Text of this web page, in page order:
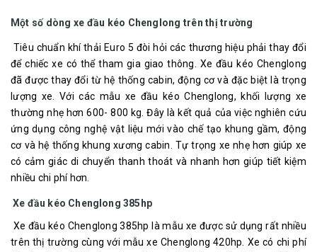
Một số dòng xe đầu kéo Chenglong trên thị trường
Tiêu chuẩn khí thải Euro 5 đòi hỏi các thương hiệu phải thay đổi
để chiếc xe có thể tham gia giao thông. Xe đầu kéo Chenglong
đã được thay đổi từ hệ thống cabin, động cơ và đặc biệt là trọng
lượng xe. Với các mẫu xe đầu kéo Chenglong, khối lượng xe
thường nhẹ hơn 600- 800 kg. Đây là kết quả của việc nghiên cứu
ứng dụng công nghệ vật liệu mới vào chế tạo khung gầm, động
cơ và hệ thống khung xương cabin. Tự trọng xe nhẹ hơn giúp xe
có cảm giác di chuyển thanh thoát và nhanh hơn giúp tiết kiệm
nhiều chi phí hơn.
Xe đầu kéo Chenglong 385hp
Xe đầu kéo Chenglong 385hp là mẫu xe được sử dụng rất nhiều
trên thị trường cùng với mẫu xe Chenglong 420hp. Xe có chi phí